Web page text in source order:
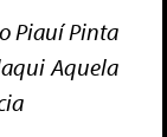
Piauí Pinta
Aquela